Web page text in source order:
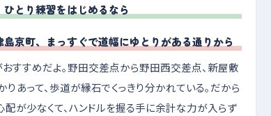
とり練習をはじめるなら
京町、まっすぐで道幅にゆとりがある通りから
すすめだよ。野田交差点から野田西交差点、新屋敷
あって、歩道が縁石でくっきり分かれている。だから
が少なくて、ハンドルを握る手に余計な力が入らず